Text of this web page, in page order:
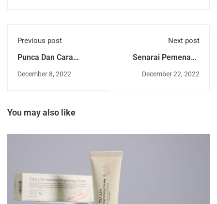
Previous post
Punca Dan Cara
Badan (Body Acne)
December 8, 2022
Next post
Senarai Pemenang
December 22, 2022
You may also like